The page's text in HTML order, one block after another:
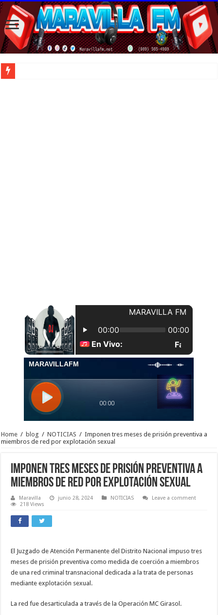
Home / blog / NOTICIAS / Imponen tres meses de prisión preventiva a
miembros de red por explotación sexual
Imponen tres meses de prisión preventiva a
miembros de red por explotación sexual
Maravilla junio 28, 2024 NOTICIAS
Leave a comment
218 Views
El Juzgado de Atención Permanente del Distrito Nacional impuso tres
meses de prisión preventiva como medida de coerción a miembros
de una red criminal transnacional dedicada a la trata de personas
mediante explotación sexual.
La red fue desarticulada a través de la Operación MC Girasol.